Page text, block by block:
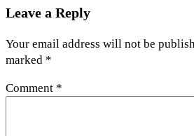
Leave a Reply
Your email address will not be
marked *
Comment *